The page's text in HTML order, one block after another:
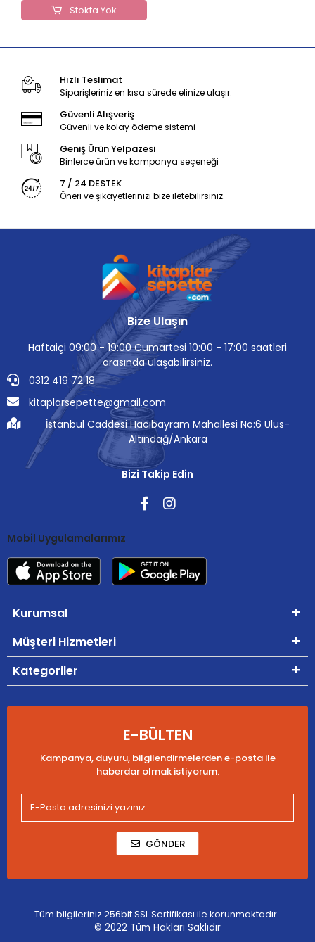
Stokta Yok
Hızlı Teslimat
Siparişleriniz en kısa sürede elinize ulaşır.
Güvenli Alışveriş
Güvenli ve kolay ödeme sistemi
Geniş Ürün Yelpazesi
Binlerce ürün ve kampanya seçeneği
7 / 24 DESTEK
Öneri ve şikayetlerinizi bize iletebilirsiniz.
Bize Ulaşın
Haftaiçi 09:00 - 19:00 Cumartesi 10:00 - 17:00 saatleri
arasında ulaşabilirsiniz.
0312 419 72 18
kitaplarsepette@gmail.com
İstanbul Caddesi Hacıbayram Mahallesi No:6 Ulus-
Altındağ/Ankara
Bizi Takip Edin
Mobil Uygulamalarımız
Kurumsal
Müşteri Hizmetleri
Kategoriler
E-BÜLTEN
Kampanya, duyuru, bilgilendirmelerden e-posta ile
haberdar olmak istiyorum.
GÖNDER
Tüm bilgileriniz 256bit SSL Sertifikası ile korunmaktadır.
© 2022 Tüm Hakları Saklıdır